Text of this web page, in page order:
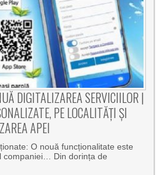
DIGITALIZAREA SERVICIILOR |
PE LOCALITĂȚI ȘI
APEI
O nouă funcționalitate este
companiei… Din dorința de